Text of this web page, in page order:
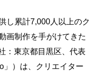
し累計7,000人以上のク
画制作を手がけてきた
：東京都目黒区、代表
」）は、クリエイター